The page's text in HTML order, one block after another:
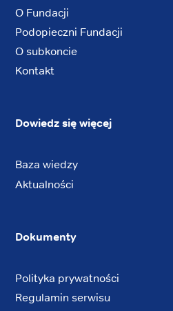
O Fundacji
Podopieczni Fundacji
O subkoncie
Kontakt
Dowiedz się więcej
Baza wiedzy
Aktualności
Dokumenty
Polityka prywatności
Regulamin serwisu